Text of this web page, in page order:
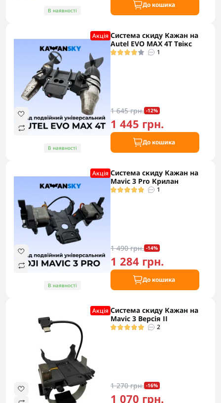
В наявності
До кошика
Акцiя
В наявності
Система скиду Кажан на
Autel EVO MAX 4T Твікс
1
1 645 грн. -12%
1 445 грн.
До кошика
Акцiя
В наявності
Система скиду Кажан на
Mavic 3 Pro Крилан
1
1 490 грн. -14%
1 284 грн.
До кошика
Акцiя Система скиду Кажан на
Mavic 3 Версія ІІ
2
1 270 грн. -16%
1 070 грн.